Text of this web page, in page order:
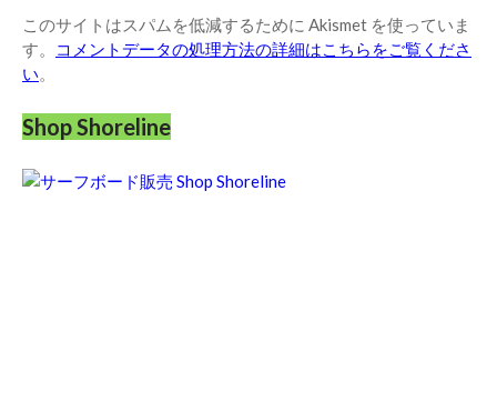
このサイトはスパムを低減するために Akismet を使っていま
す。
コメントデータの処理方法の詳細はこちらをご覧くださ
い。
Shop Shoreline